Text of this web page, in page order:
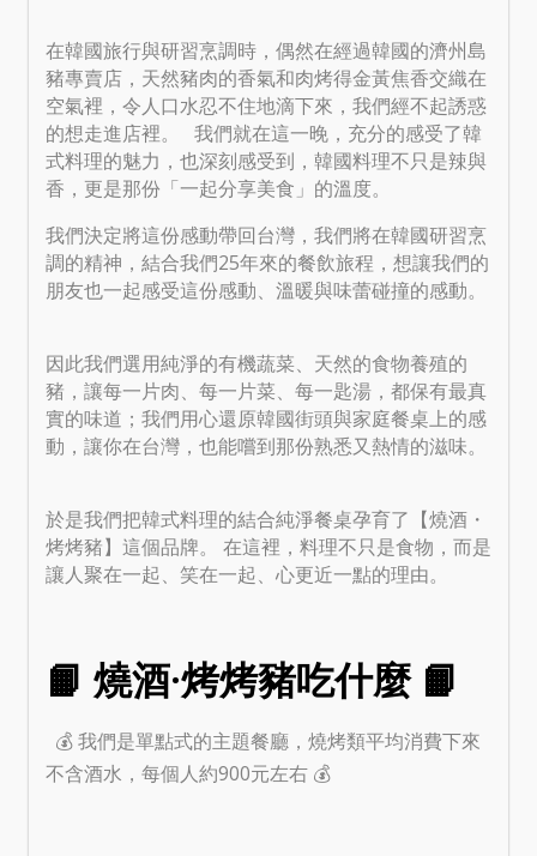
在韓國旅行與研習烹調時，偶然在經過韓國的濟州島
豬專賣店，天然豬肉的香氣和肉烤得金黃焦香交織在
空氣裡，令人口水忍不住地滴下來，我們經不起誘惑
的想走進店裡。 我們就在這一晚，充分的感受了韓
式料理的魅力，也深刻感受到，韓國料理不只是辣與
香，更是那份「一起分享美食」的溫度。
我們決定將這份感動帶回台灣，我們將在韓國研習烹
調的精神，結合我們25年來的餐飲旅程，想讓我們的
朋友也一起感受這份感動、溫暖與味蕾碰撞的感動。
因此我們選用純淨的有機蔬菜、天然的食物養殖的
豬，讓每一片肉、每一片菜、每一匙湯，都保有最真
實的味道；我們用心還原韓國街頭與家庭餐桌上的感
動，讓你在台灣，也能嚐到那份熟悉又熱情的滋味。
於是我們把韓式料理的結合純淨餐桌孕育了【燒酒・
烤烤豬】這個品牌。 在這裡，料理不只是食物，而是
讓人聚在一起、笑在一起、心更近一點的理由。
📙 燒酒·烤烤豬吃什麼 📙
💰 我們是單點式的主題餐廳，燒烤類平均消費下來
不含酒水，每個人約900元左右 💰